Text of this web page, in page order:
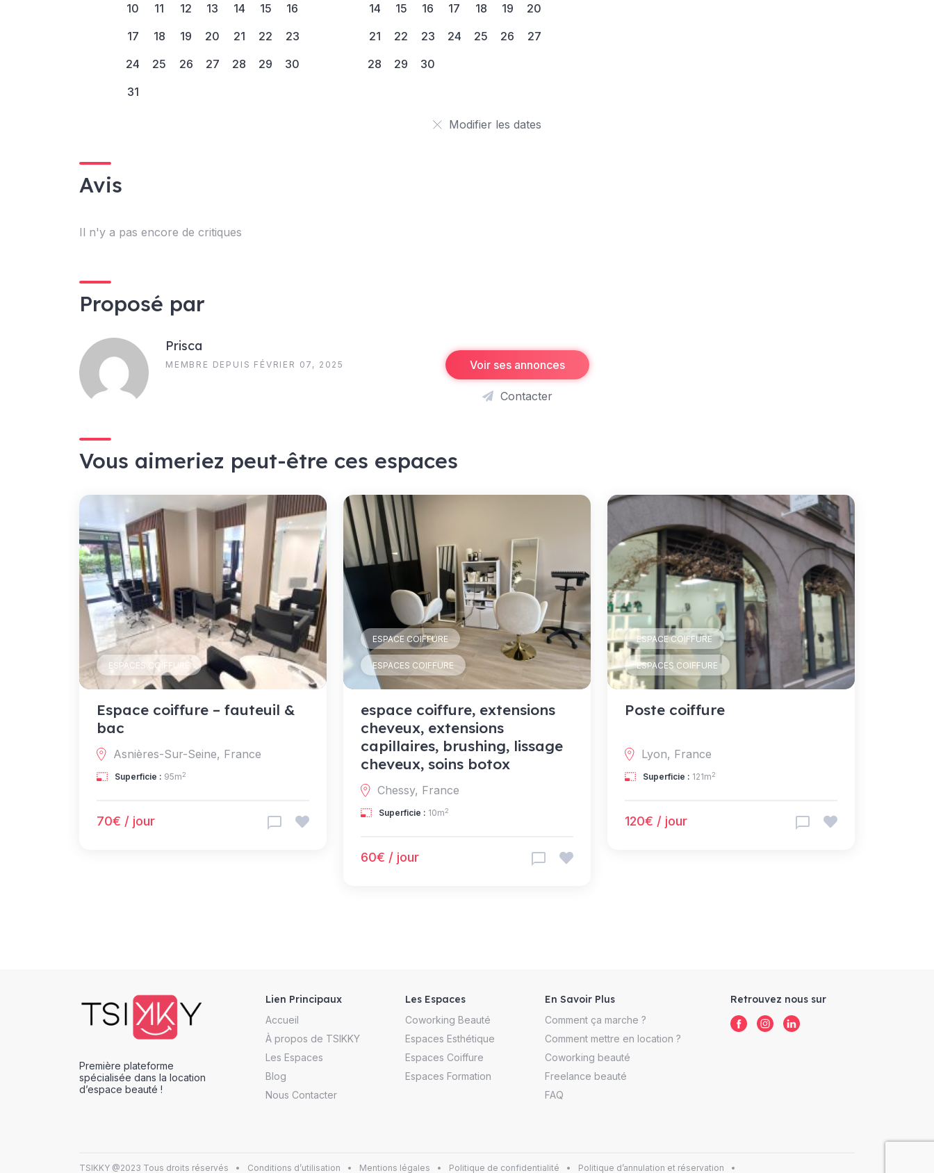
10
11 12 13 14 15
16
17
18 19 20 21 22
23
24
25 26 27 28 29
30
31
14
15 16 17 18 19
20
21
22 23 24 25 26
27
28
29 30
Modifier les dates
Avis
Il n'y a pas encore de critiques
Proposé par
Prisca
MEMBRE DEPUIS FÉVRIER 07, 2025 Voir ses annonces
Contacter
Vous aimeriez peut-être ces espaces
ESPACES COIFFURE
Espace coiffure – fauteuil &
bac
Asnières-Sur-Seine, France
Superficie : 95m2
70€ / jour
ESPACE COIFFURE
ESPACES COIFFURE
espace coiffure, extensions
cheveux, extensions
capillaires, brushing, lissage
cheveux, soins botox
Chessy, France
Superficie : 10m2
60€ / jour
ESPACE COIFFURE
ESPACES COIFFURE
Poste coiffure
Lyon, France
Superficie : 121m2
120€ / jour
Première plateforme
spécialisée dans la location
d’espace beauté !
Lien Principaux
Accueil
À propos de TSIKKY
Les Espaces
Blog
Nous Contacter
Les Espaces
Coworking Beauté
Espaces Esthétique
Espaces Coiffure
Espaces Formation
En Savoir Plus
Comment ça marche ?
Comment mettre en location ?
Coworking beauté
Freelance beauté
FAQ
Retrouvez nous sur
TSIKKY @2023 Tous droits réservés Conditions d’utilisation Mentions légales Politique de confidentialité Politique d’annulation et réservation